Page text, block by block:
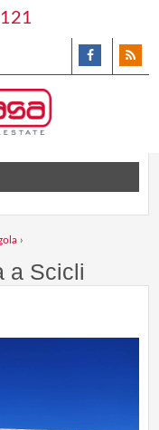
›
a Scicli